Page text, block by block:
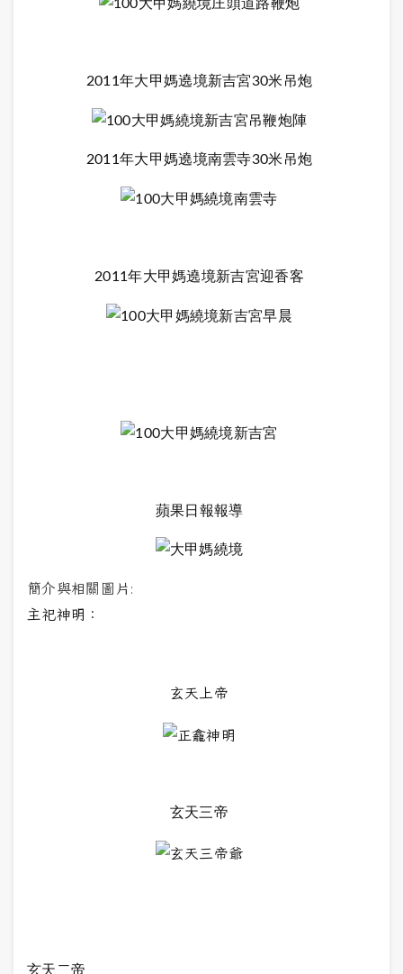
2011年大甲媽遶境新吉宮30米吊炮
2011年大甲媽遶境南雲寺30米吊炮
2011年大甲媽遶境新吉宮迎香客
蘋果日報報導
簡介與相關圖片:
主祀神明：
玄天上帝
玄天三帝
玄天二帝